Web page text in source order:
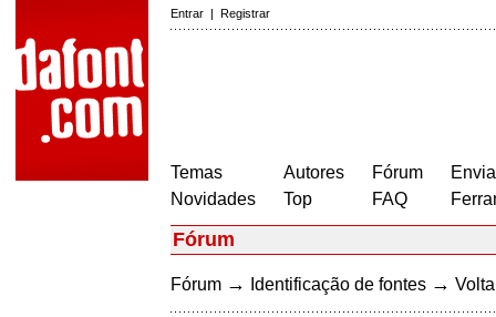
Entrar | Registrar
Temas
Novidades
Autores
Top
Fórum
FAQ
Fórum
Fórum → Identificação de fontes →